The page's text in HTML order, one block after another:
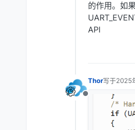
的作用。如
API
离线
Thor写于2025
最后由 编